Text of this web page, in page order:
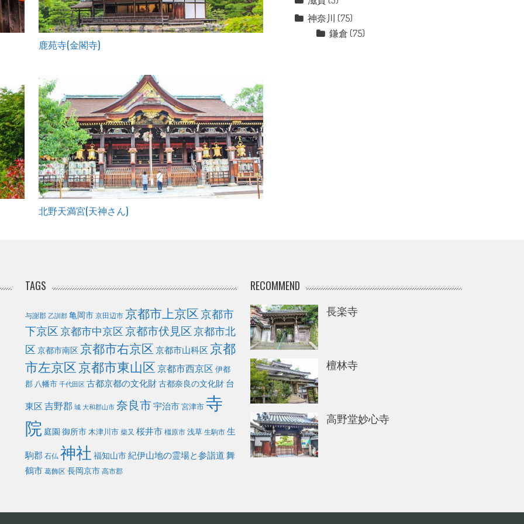
鹿苑寺(金閣寺)
北野天満宮(天神さん)
神奈川 (75)
鎌倉 (75)
TAGS
与謝郡 乙訓郡 亀岡市 京田辺市 京都市上京区京都市
下京区京都市中京区京都市伏見区京都市北
区 京都市南区 京都市右京区 京都市山科区 京都
市左京区京都市東山区 京都市西京区 伊都
郡 八幡市 千代田区 古都京都の文化財古都奈良の文化財 台
東区 吉野郡 城 大和郡山市 奈良市宇治市 宮津市 寺
院 庭園 御所市 木津川市 柴又 桜井市 橿原市 浅草 生駒市 生
駒郡 石仏 神社 福知山市紀伊山地の霊場と参詣道 舞
鶴市 葛飾区 長岡京市 高市郡
RECOMMEND
長楽寺
檀林寺
高野堂妙心寺